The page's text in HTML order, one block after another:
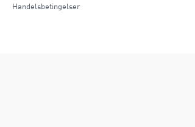
Handelsbetingelser